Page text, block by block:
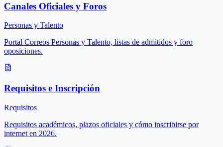
Canales Oficiales y Foros
Personas y Talento
Portal Correos Personas y Talento, listas de admitidos y foro
oposiciones.
Requisitos e Inscripción
Requisitos
Requisitos académicos, plazos oficiales y cómo inscribirse por
internet en 2026.